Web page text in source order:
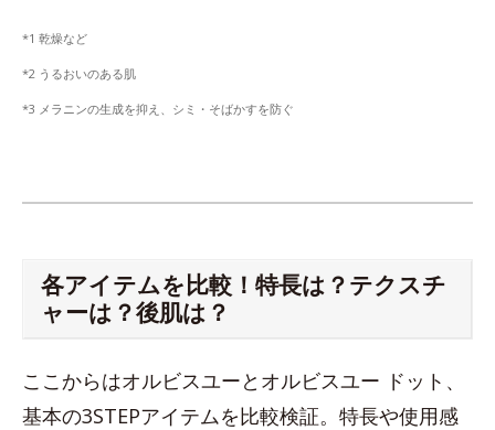
*1 乾燥など
*2 うるおいのある肌
*3 メラニンの生成を抑え、シミ・そばかすを防ぐ
各アイテムを比較！特長は？テクスチ
ャーは？後肌は？
ここからはオルビスユーとオルビスユー ドット、
基本の3STEPアイテムを比較検証。特長や使用感